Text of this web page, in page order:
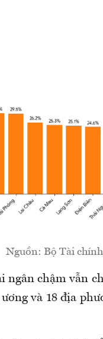
Nguồn: Bộ Tài chính
ngân chậm vẫn
và 18 địa